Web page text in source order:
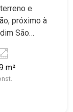
e
próximo à
São
- 2
m²